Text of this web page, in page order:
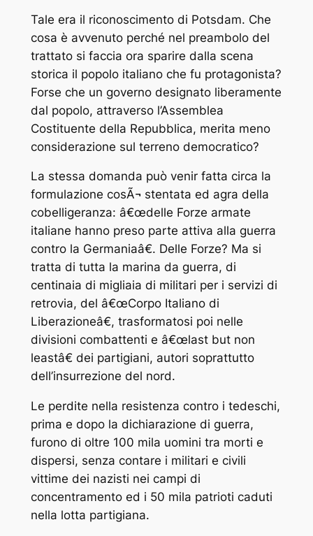
Tale era il riconoscimento di Potsdam. Che
cosa è avvenuto perché nel preambolo del
trattato si faccia ora sparire dalla scena
storica il popolo italiano che fu protagonista?
Forse che un governo designato liberamente
dal popolo, attraverso l’Assemblea
Costituente della Repubblica, merita meno
considerazione sul terreno democratico?
La stessa domanda può venir fatta circa la
formulazione cosÃ¬ stentata ed agra della
cobelligeranza: â€œdelle Forze armate
italiane hanno preso parte attiva alla guerra
contro la Germaniaâ€. Delle Forze? Ma si
tratta di tutta la marina da guerra, di
centinaia di migliaia di militari per i servizi di
retrovia, del â€œCorpo Italiano di
Liberazioneâ€, trasformatosi poi nelle
divisioni combattenti e â€œlast but non
leastâ€ dei partigiani, autori soprattutto
dell’insurrezione del nord.
Le perdite nella resistenza contro i tedeschi,
prima e dopo la dichiarazione di guerra,
furono di oltre 100 mila uomini tra morti e
dispersi, senza contare i militari e civili
vittime dei nazisti nei campi di
concentramento ed i 50 mila patrioti caduti
nella lotta partigiana.